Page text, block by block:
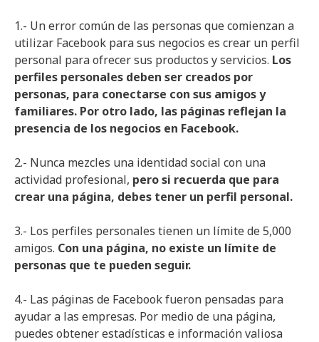
1.- Un error común de las personas que comienzan a
utilizar Facebook para sus negocios es crear un perfil
personal para ofrecer sus productos y servicios. Los
perfiles personales deben ser creados por
personas, para conectarse con sus amigos y
familiares. Por otro lado, las páginas reflejan la
presencia de los negocios en Facebook.
2.- Nunca mezcles una identidad social con una
actividad profesional, pero si recuerda que para
crear una página, debes tener un perfil personal.
3.- Los perfiles personales tienen un límite de 5,000
amigos. Con una página, no existe un límite de
personas que te pueden seguir.
4.- Las páginas de Facebook fueron pensadas para
ayudar a las empresas. Por medio de una página,
puedes obtener estadísticas e información valiosa